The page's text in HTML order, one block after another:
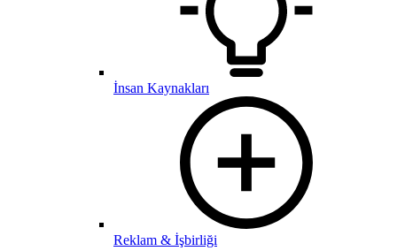
İnsan Kaynakları
Reklam & İşbirliği